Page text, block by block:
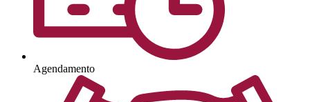
Agendamento